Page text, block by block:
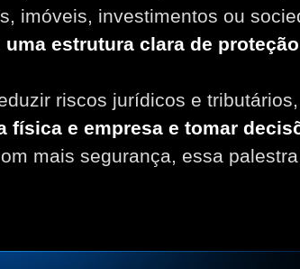
imóveis, investimentos ou
uma estrutura clara de
riscos jurídicos e tributários,
física e empresa e tomar
mais segurança, essa